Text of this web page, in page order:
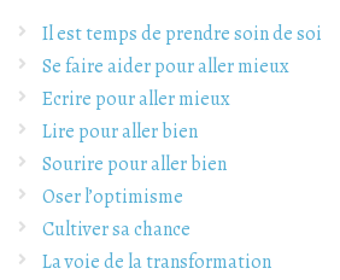
Il est temps de prendre soin de soi
Se faire aider pour aller mieux
Ecrire pour aller mieux
Lire pour aller bien
Sourire pour aller bien
Oser l’optimisme
Cultiver sa chance
La voie de la transformation